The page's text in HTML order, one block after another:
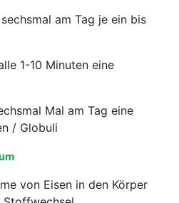
am Tag je ein bis
1-10 Minuten eine
Mal am Tag eine
/ Globuli
von Eisen in den Körper